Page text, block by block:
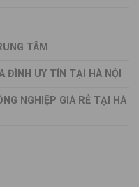
TÂM
ĐÌNH UY TÍN TẠI HÀ NỘI
NGHIỆP GIÁ RẺ TẠI HÀ